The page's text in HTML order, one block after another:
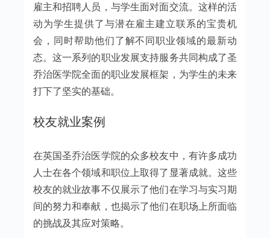
雇主和招聘人员，与学生面对面交流。这样的活
动为学生提供了与潜在雇主建立联系的宝贵机
会，同时帮助他们了解不同职业领域的最新动
态。这一系列的职业发展支持服务共同构成了圣
乔治医学院全面的职业发展框架，为学生的未来
打下了坚实的基础。
校友就业案例
在英国圣乔治医学院的众多校友中，有许多成功
人士在各个领域和职位上取得了显著成就。这些
校友的就业故事不仅展示了他们在学习与实习期
间的努力和奉献，也揭示了他们在职场上所面临
的挑战及其应对策略。